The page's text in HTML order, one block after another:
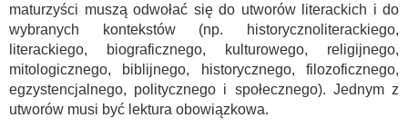
maturzyści muszą odwołać się do utworów literackich i do
wybranych kontekstów (np. historycznoliterackiego,
literackiego, biograficznego, kulturowego, religijnego,
mitologicznego, biblijnego, historycznego, filozoficznego,
egzystencjalnego, politycznego i społecznego). Jednym z
utworów musi być lektura obowiązkowa.